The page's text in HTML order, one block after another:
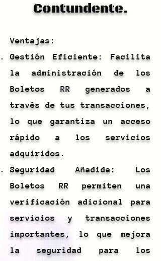
Contundente.
Ventajas:
Gestión Eficiente: Facilita
la administración de los
Boletos RR generados a
través de tus transacciones,
lo que garantiza un acceso
rápido a los servicios
adquiridos.
Seguridad Añadida: Los
Boletos RR permiten una
verificación adicional para
servicios y transacciones
importantes, lo que mejora
la seguridad para los